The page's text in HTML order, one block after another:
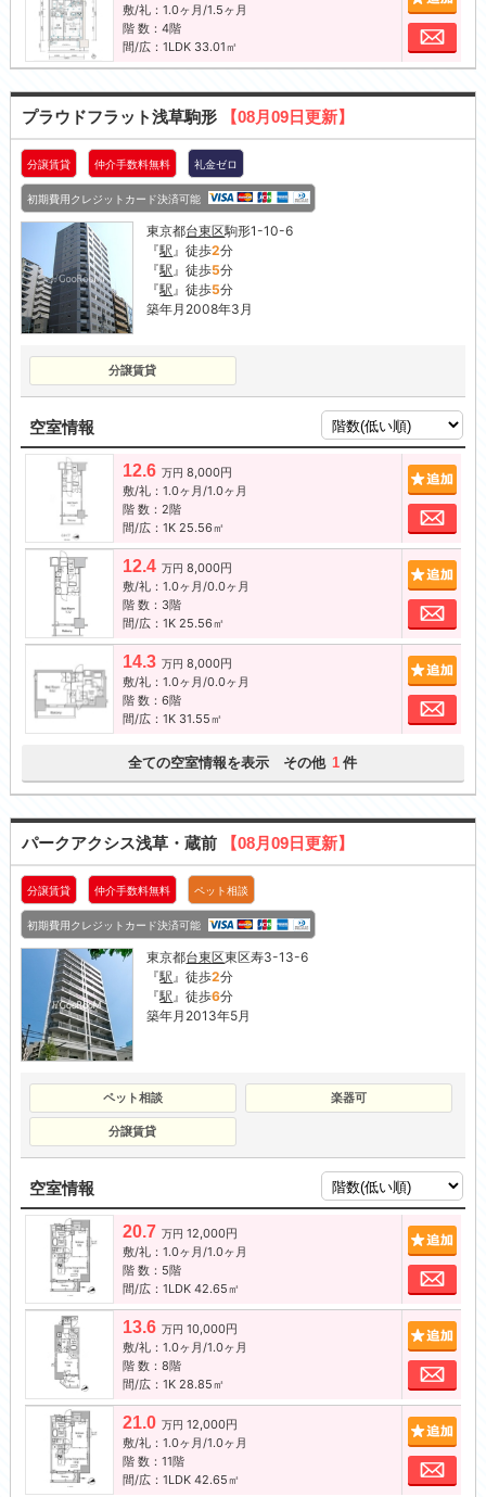
敷/礼：1.0ヶ月/1.5ヶ月
階 数：4階
間/広：1LDK 33.01㎡
お
プラウドフラット浅草駒形 【08月09日更新】
分譲賃貸 仲介手数料無料 礼金ゼロ
初期費用クレジットカード決済可能
東京都台東区駒形1-10-6
『駅 』徒歩2分
『駅 』徒歩5分
『駅 』徒歩5分
築年月2008年3月
分譲賃貸
空室情報
12.6 万円 8,000円
敷/礼：1.0ヶ月/1.0ヶ月
階 数：2階
間/広：1K 25.56㎡
お
12.4 万円 8,000円
敷/礼：1.0ヶ月/0.0ヶ月
階 数：3階
間/広：1K 25.56㎡
お
14.3 万円 8,000円
敷/礼：1.0ヶ月/0.0ヶ月
階 数：6階
間/広：1K 31.55㎡
お
全ての空室情報を表示 その他 1 件
パークアクシス浅草・蔵前 【08月09日更新】
分譲賃貸 仲介手数料無料 ペット相談
初期費用クレジットカード決済可能
東京都台東区東区寿3-13-6
『駅』徒歩2分
『駅』徒歩6分
築年月2013年5月
ペット相談 楽器可
分譲賃貸
空室情報
20.7 万円 12,000円
敷/礼：1.0ヶ月/1.0ヶ月
階 数：5階
間/広：1LDK 42.65㎡
お
13.6 万円 10,000円
敷/礼：1.0ヶ月/1.0ヶ月
階 数：8階
間/広：1K 28.85㎡
お
21.0 万円 12,000円
敷/礼：1.0ヶ月/1.0ヶ月
階 数：11階
間/広：1LDK 42.65㎡
お